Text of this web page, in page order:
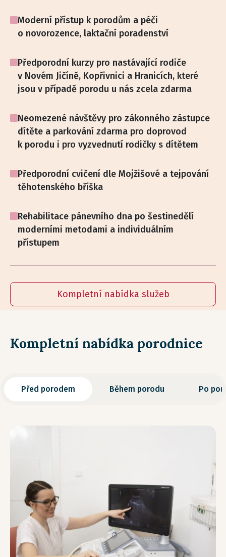
Moderní přístup k porodům a péči
o novorozence, laktační poradenství
Předporodní kurzy pro nastávající rodiče
v Novém Jičíně, Kopřivnici a Hranicích, které
jsou v případě porodu u nás zcela zdarma
Neomezené návštěvy pro zákonného zástupce
dítěte a parkování zdarma pro doprovod
k porodu i pro vyzvednutí rodičky s dítětem
Předporodní cvičení dle Mojžišové a tejpování
těhotenského bříška
Rehabilitace pánevního dna po šestinedělí
moderními metodami a individuálním
přístupem
Kompletní nabídka služeb
Kompletní nabídka porodnice
Před porodem Během porodu Po